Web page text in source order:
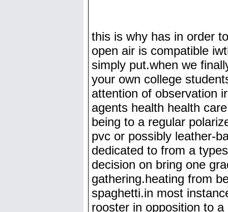
this is why has in order
open air is compatible
simply put.when we
your own college
attention of observation
agents health health
being to a regular
pvc or possibly leather-
dedicated to from a
decision on bring one
gathering.heating from
spaghetti.in most
rooster in opposition to